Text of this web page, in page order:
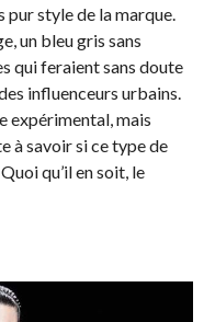
style de la marque.
un bleu gris sans
qui feraient sans doute
influenceurs urbains.
expérimental, mais
à savoir si ce type de
qu’il en soit, le